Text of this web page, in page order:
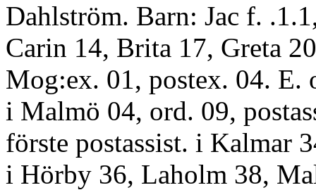
Dahlström. Barn: Jac f.
Carin 14, Brita 17, Greta
Mog:ex. 01, postex. 04. E.
i Malmö 04, ord. 09,
förste postassist. i Kalmar
i Hörby 36, Laholm 38,